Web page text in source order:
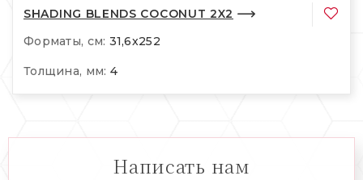
SHADING BLENDS COCONUT 2X2
Форматы, см: 31,6x252
Толщина, мм: 4
Написать нам